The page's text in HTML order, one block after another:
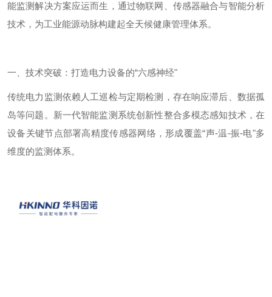
能监测解决方案应运而生，通过物联网、传感器融合与智能分析
技术，为工业能源动脉构建起全天候健康管理体系。
一、技术突破：打造电力设备的“六感神经"
传统电力监测依赖人工巡检与定期检测，存在响应滞后、数据孤
岛等问题。新一代智能监测系统创新性整合多模态感知技术，在
设备关键节点部署高精度传感器网络，形成覆盖“声-温-振-电"多
维度的监测体系。